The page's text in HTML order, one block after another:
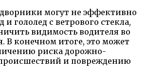
могут не эффективно
и гололед с ветрового стекла,
видимость водителя во
В конечном итоге, это может
риска дорожно-
и повреждению